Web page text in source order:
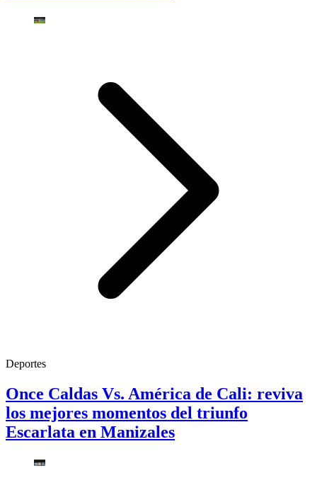
Deportes
Once Caldas Vs. América de Cali: reviva
los mejores momentos del triunfo
Escarlata en Manizales